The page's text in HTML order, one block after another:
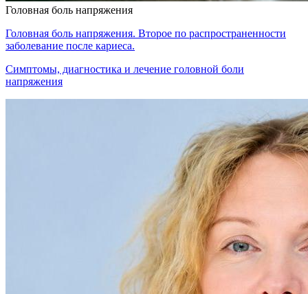
Головная боль напряжения
Головная боль напряжения. Второе по распространенности
заболевание после кариеса.
Симптомы, диагностика и лечение головной боли
напряжения